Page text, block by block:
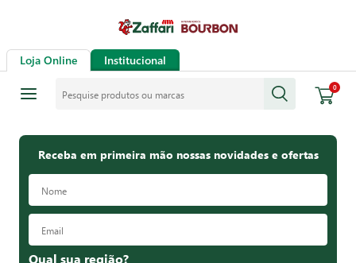
Loja Online Institucional
0
Receba em primeira mão nossas novidades e ofertas
Qual sua região?